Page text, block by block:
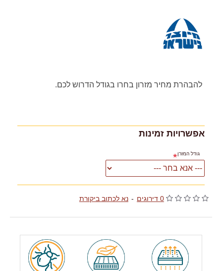
להבהרת מחיר מזרון בחרו בגודל הדרוש לכם.
0 דירוגים - נא לכתוב ביקורת
אפשרויות זמינות
גודל המזרן